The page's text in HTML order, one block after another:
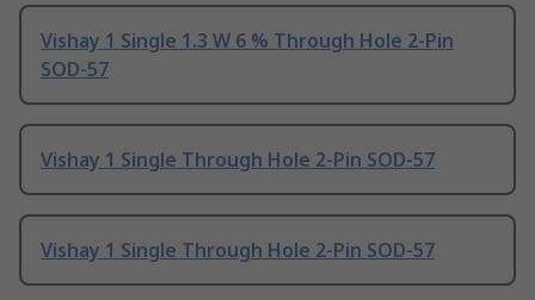
Vishay 1 Single 1.3 W 6 % Through Hole 2-Pin
SOD-57
Vishay 1 Single Through Hole 2-Pin SOD-57
Vishay 1 Single Through Hole 2-Pin SOD-57